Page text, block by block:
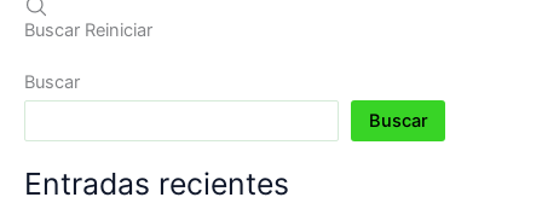
Buscar Reiniciar
Buscar
Buscar
Entradas recientes